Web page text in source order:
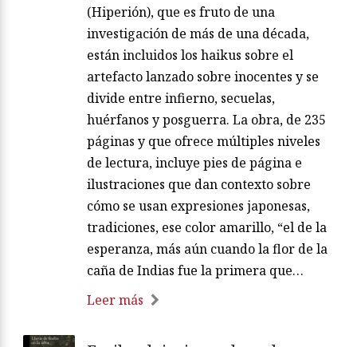
(Hiperión), que es fruto de una
investigación de más de una década,
están incluidos los haikus sobre el
artefacto lanzado sobre inocentes y se
divide entre infierno, secuelas,
huérfanos y posguerra. La obra, de 235
páginas y que ofrece múltiples niveles
de lectura, incluye pies de página e
ilustraciones que dan contexto sobre
cómo se usan expresiones japonesas,
tradiciones, ese color amarillo, “el de la
esperanza, más aún cuando la flor de la
caña de Indias fue la primera que…
Leer más